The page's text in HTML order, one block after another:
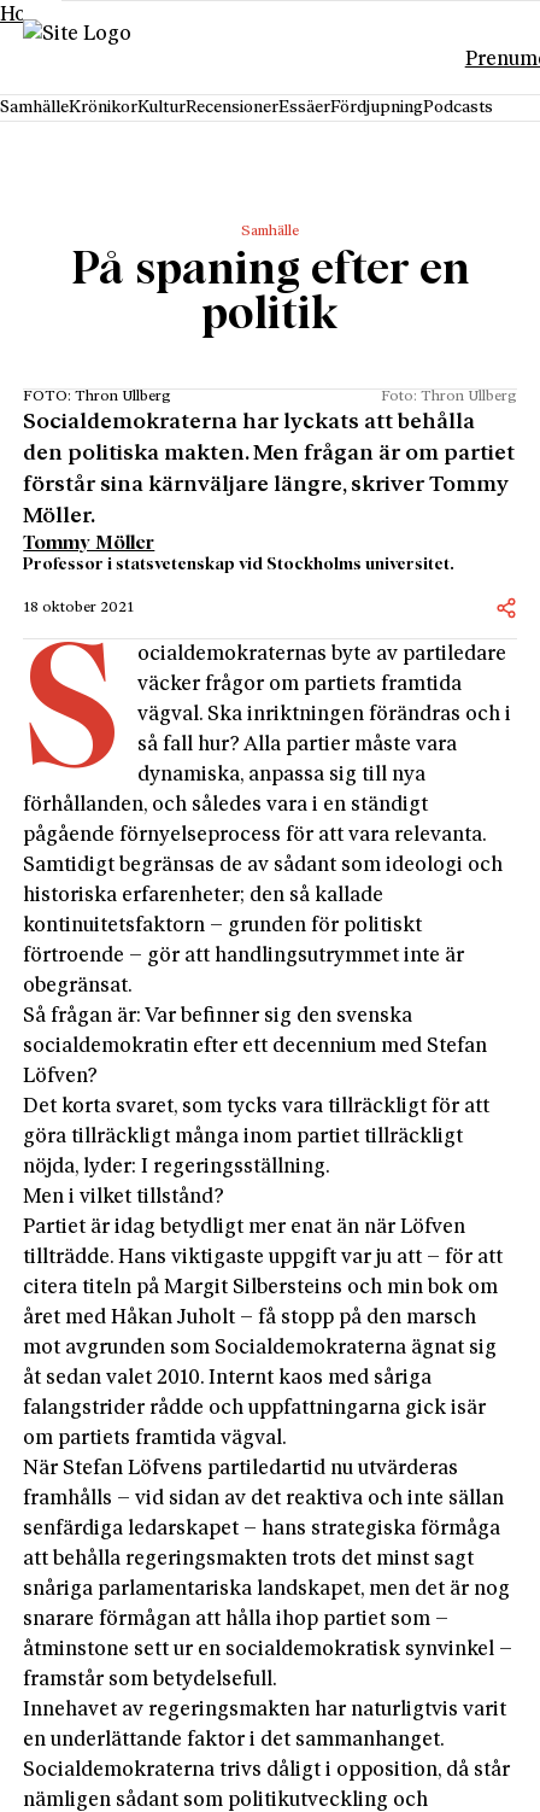
Hoppa till innehåll
SamhälleKrönikorKulturRecensionerEssäerFördjupningPodcasts
Samhälle
På spaning efter en
politik
FOTO: Thron Ullberg Foto: Thron Ullberg
Socialdemokraterna har lyckats att behålla
den politiska makten. Men frågan är om partiet
förstår sina kärnväljare längre, skriver Tommy
Möller.
Tommy Möller
Professor i statsvetenskap vid Stockholms universitet.
18 oktober 2021
S
ocialdemokraternas byte av parti­ledare
väcker frågor om partiets framtida
vägval. Ska inriktningen förändras och i
så fall hur? Alla partier måste vara
dynamiska, anpassa sig till nya
förhållanden, och således vara i en ständigt
pågående för­nyelseprocess för att vara relevanta.
Samtidigt begränsas de av sådant som ideologi och
historiska erfarenheter; den så kallade
kontinuitetsfaktorn – grunden för politiskt
förtroende – gör att handlingsutrymmet inte är
obegränsat.
Så frågan är: Var befinner sig den svenska
socialdemokratin efter ett decennium med Stefan
Löfven?
Det korta svaret, som tycks vara tillräckligt för att
göra tillräckligt många inom partiet tillräckligt
nöjda, lyder: I regeringsställning.
Men i vilket tillstånd?
Partiet är idag betydligt mer enat än när Löfven
tillträdde. Hans viktigaste uppgift var ju att – för att
citera titeln på Margit Silbersteins och min bok om
året med Håkan Juholt – få stopp på den marsch
mot avgrunden som Socialdemokraterna ägnat sig
åt sedan valet 2010. Internt kaos med såriga
falangstrider rådde och uppfattningarna gick isär
om partiets framtida vägval.
När Stefan Löfvens partiledartid nu utvärderas
framhålls – vid sidan av det reaktiva och inte sällan
senfärdiga ledarskapet – hans strategiska förmåga
att behålla rege­ringsmakten trots det minst sagt
snåriga parlamentariska landskapet, men det är nog
snarare förmågan att hålla ihop partiet som –
åtminstone sett ur en social­demokratisk synvinkel –
framstår som betydelsefull.
Innehavet av regeringsmakten har naturligtvis varit
en underlättande faktor i det sammanhanget.
Socialdemokraterna trivs dåligt i opposition, då står
nämligen sådant som politikutveckling och